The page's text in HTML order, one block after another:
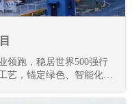
领跑，稳居世界500强行
艺，锚定绿色、智能化发